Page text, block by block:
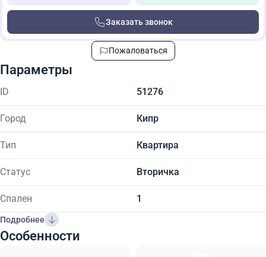
Заказать звонок
Пожаловаться
Параметры
ID 51276
Город Кипр
Тип Квартира
Статус Вторичка
Спален 1
Подробнее
Особенности